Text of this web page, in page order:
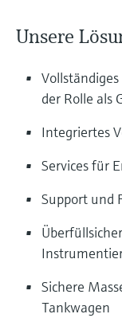
Unsere
der Rolle als
Integriertes
Services für
Support und
Sichere
Tankwagen